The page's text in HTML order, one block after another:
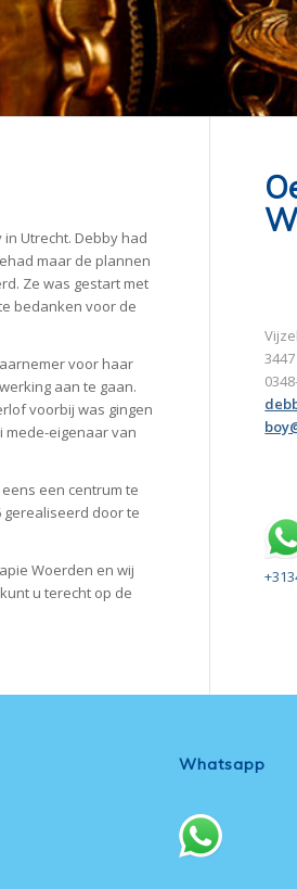
Utrecht. Debby had
maar de plannen
Ze was gestart met
bedanken voor de
voor haar
aan te gaan.
voorbij was gingen
mede-eigenaar van
een centrum te
gerealiseerd door te
Woerden en wij
u terecht op de
Whatsapp